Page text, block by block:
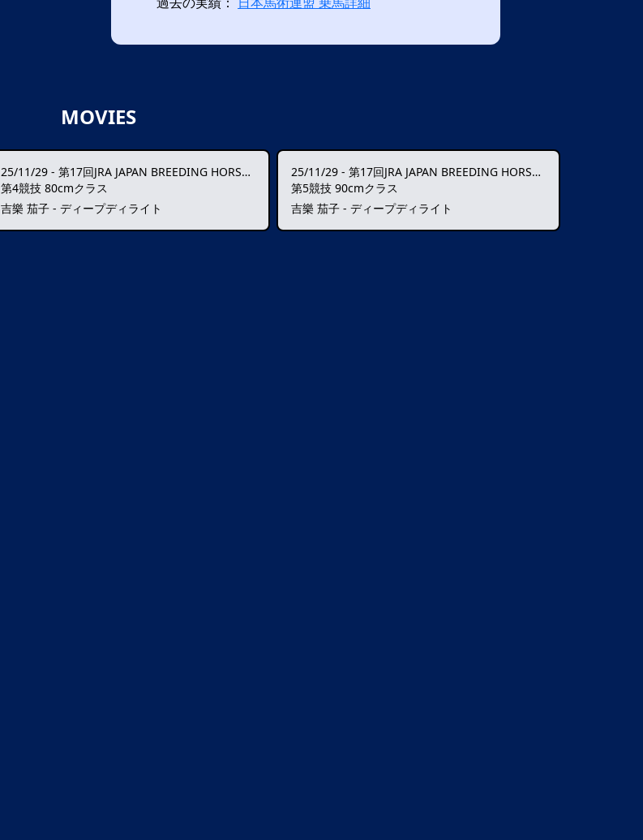
MOVIES
25/11/29 - 第17回JRA JAPAN BREEDING HORSE SHOW
第4競技 80cmクラス
吉樂 茄子 - ディープディライト
25/11/29 - 第17回JRA JAPAN BREEDING HORSE SHOW
第5競技 90cmクラス
吉樂 茄子 - ディープディライト